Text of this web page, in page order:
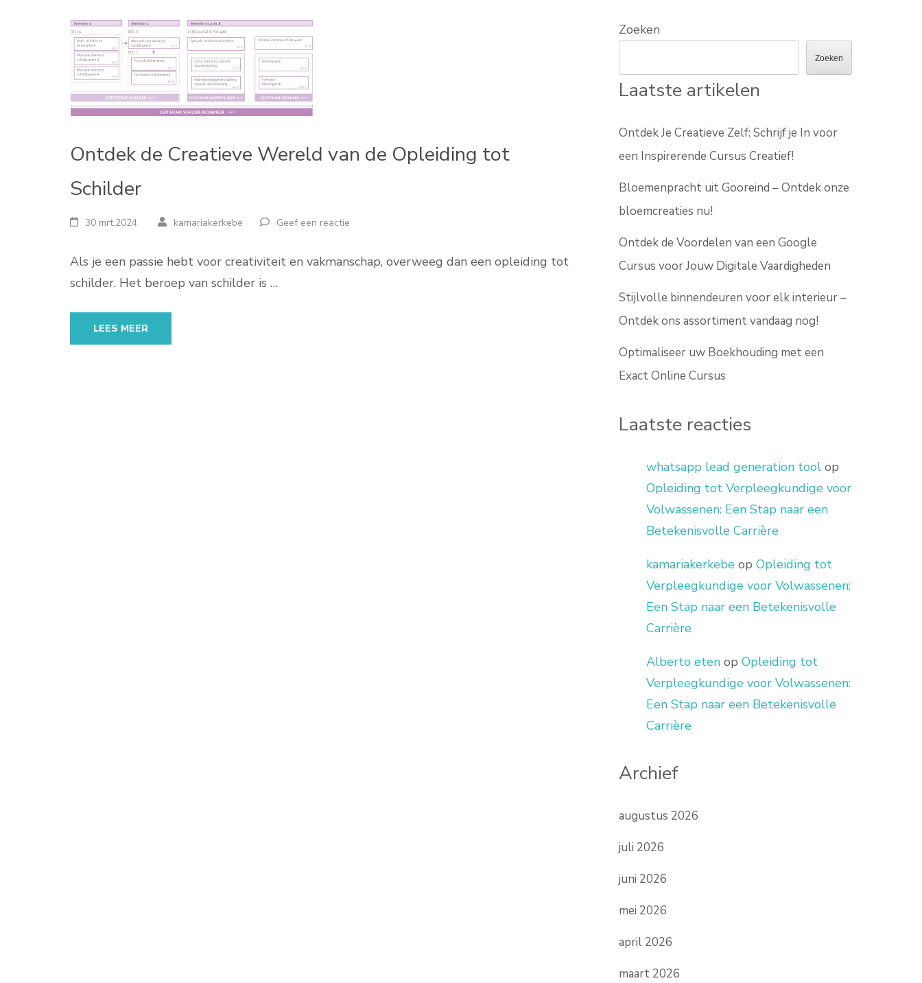
Ontdek de Creatieve Wereld van de Opleiding tot
Schilder
30 mrt,2024 kamariakerkebe Geef een reactie
Als je een passie hebt voor creativiteit en vakmanschap, overweeg dan een opleiding tot
schilder. Het beroep van schilder is …
LEES MEER
Zoeken
Zoeken
Laatste artikelen
Ontdek Je Creatieve Zelf: Schrijf je In voor
een Inspirerende Cursus Creatief!
Bloemenpracht uit Gooreind – Ontdek onze
bloemcreaties nu!
Ontdek de Voordelen van een Google
Cursus voor Jouw Digitale Vaardigheden
Stijlvolle binnendeuren voor elk interieur –
Ontdek ons assortiment vandaag nog!
Optimaliseer uw Boekhouding met een
Exact Online Cursus
Laatste reacties
whatsapp lead generation tool op
Opleiding tot Verpleegkundige voor
Volwassenen: Een Stap naar een
Betekenisvolle Carrière
kamariakerkebe opOpleiding tot
Verpleegkundige voor Volwassenen:
Een Stap naar een Betekenisvolle
Carrière
Alberto eten opOpleiding tot
Verpleegkundige voor Volwassenen:
Een Stap naar een Betekenisvolle
Carrière
Archief
augustus 2026
juli 2026
juni 2026
mei 2026
april 2026
maart 2026